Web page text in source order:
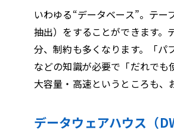
いわゆる“データベース”。テ
抽出）をすることができます。
分、制約も多くなります。「パ
などの知識が必要で「だれでも
大容量・高速というところも、
データウェアハウス（